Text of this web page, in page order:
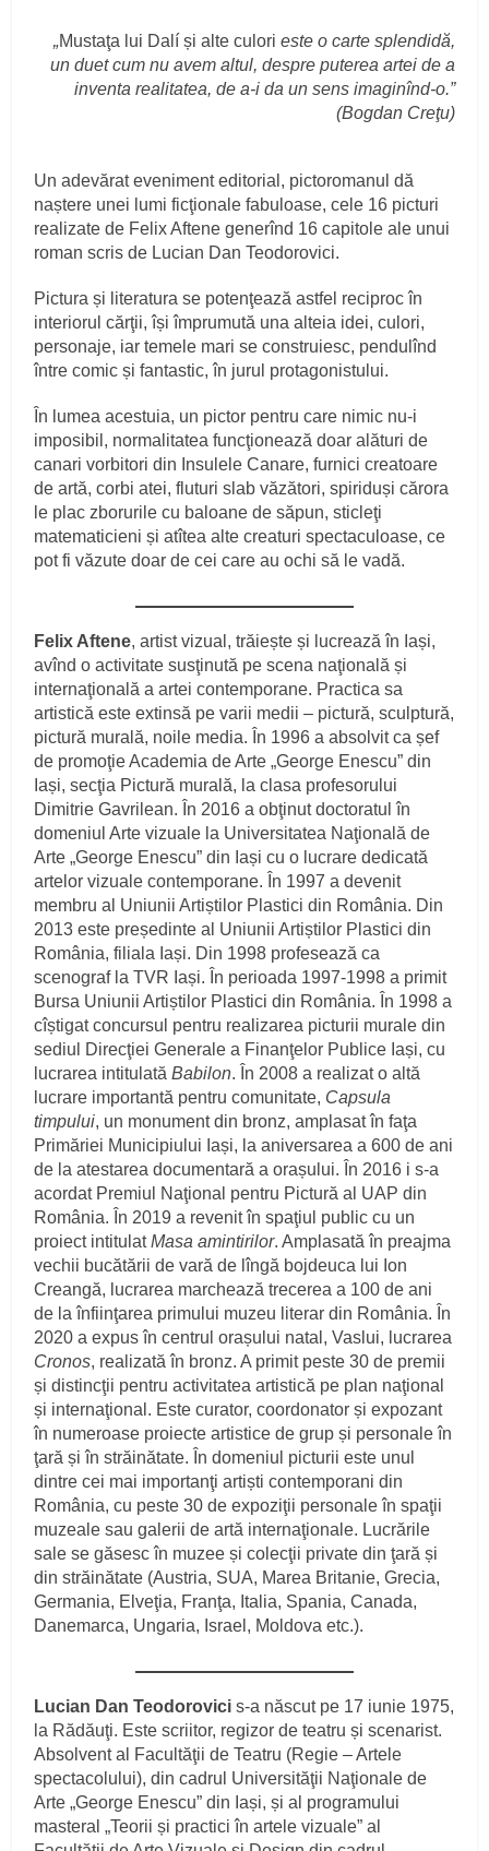
„Mustaţa lui Dalí și alte culori este o carte splendidă,
un duet cum nu avem altul, despre puterea artei de a
inventa realitatea, de a-i da un sens imaginînd-o.”
(Bogdan Creţu)
Un adevărat eveniment editorial, pictoromanul dă
naștere unei lumi ficţionale fabuloase, cele 16 picturi
realizate de Felix Aftene generînd 16 capitole ale unui
roman scris de Lucian Dan Teodorovici.
Pictura și literatura se potenţează astfel reciproc în
interiorul cărţii, își împrumută una alteia idei, culori,
personaje, iar temele mari se construiesc, pendulînd
între comic și fantastic, în jurul protagonistului.
În lumea acestuia, un pictor pentru care nimic nu-i
imposibil, normalitatea funcţionează doar alături de
canari vorbitori din Insulele Canare, furnici creatoare
de artă, corbi atei, fluturi slab văzători, spiriduși cărora
le plac zborurile cu baloane de săpun, sticleţi
matematicieni și atîtea alte creaturi spectaculoase, ce
pot fi văzute doar de cei care au ochi să le vadă.
Felix Aftene, artist vizual, trăiește și lucrează în Iași,
avînd o activitate susţinută pe scena naţională și
internaţională a artei contemporane. Practica sa
artistică este extinsă pe varii medii – pictură, sculptură,
pictură murală, noile media. În 1996 a absolvit ca șef
de promoţie Academia de Arte „George Enescu” din
Iași, secţia Pictură murală, la clasa profesorului
Dimitrie Gavrilean. În 2016 a obţinut doctoratul în
domeniul Arte vizuale la Universitatea Naţională de
Arte „George Enescu” din Iași cu o lucrare dedicată
artelor vizuale contemporane. În 1997 a devenit
membru al Uniunii Artiștilor Plastici din România. Din
2013 este președinte al Uniunii Artiștilor Plastici din
România, filiala Iași. Din 1998 profesează ca
scenograf la TVR Iași. În perioada 1997-1998 a primit
Bursa Uniunii Artiștilor Plastici din România. În 1998 a
cîștigat concursul pentru realizarea picturii murale din
sediul Direcţiei Generale a Finanţelor Publice Iași, cu
lucrarea intitulatăBabilon. În 2008 a realizat o altă
lucrare importantă pentru comunitate, Capsula
timpului, un monument din bronz, amplasat în faţa
Primăriei Municipiului Iași, la aniversarea a 600 de ani
de la atestarea documentară a orașului. În 2016 i s-a
acordat Premiul Naţional pentru Pictură al UAP din
România. În 2019 a revenit în spaţiul public cu un
proiect intitulatMasa amintirilor. Amplasată în preajma
vechii bucătării de vară de lîngă bojdeuca lui Ion
Creangă, lucrarea marchează trecerea a 100 de ani
de la înfiinţarea primului muzeu literar din România. În
2020 a expus în centrul orașului natal, Vaslui, lucrarea
Cronos, realizată în bronz. A primit peste 30 de premii
și distincţii pentru activitatea artistică pe plan naţional
și internaţional. Este curator, coordonator și expozant
în numeroase proiecte artistice de grup și personale în
ţară și în străinătate. În domeniul picturii este unul
dintre cei mai importanţi artiști contemporani din
România, cu peste 30 de expoziţii personale în spaţii
muzeale sau galerii de artă internaţionale. Lucrările
sale se găsesc în muzee și colecţii private din ţară și
din străinătate (Austria, SUA, Marea Britanie, Grecia,
Germania, Elveţia, Franţa, Italia, Spania, Canada,
Danemarca, Ungaria, Israel, Moldova etc.).
Lucian Dan Teodorovici s-a născut pe 17 iunie 1975,
la Rădăuţi. Este scriitor, regizor de teatru și scenarist.
Absolvent al Facultăţii de Teatru (Regie – Artele
spectacolului), din cadrul Universităţii Naţionale de
Arte „George Enescu” din Iași, și al programului
masteral „Teorii și practici în artele vizuale” al